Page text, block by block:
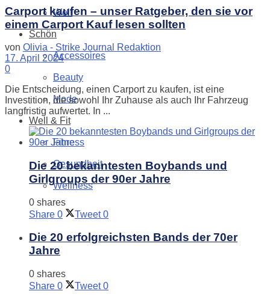
Welt
Schön
Accessoires
Beauty
Mode
Well & Fit
Fitness
Gesundheit
Wellness
Carport kaufen – unser Ratgeber, den sie vor
einem Carport Kauf lesen sollten
von Olivia - Strike Journal Redaktion
17. April 2024
0
Die Entscheidung, einen Carport zu kaufen, ist eine
Investition, die sowohl Ihr Zuhause als auch Ihr Fahrzeug
langfristig aufwertet. In ...
Die 20 bekanntesten Boybands und
Girlgroups der 90er Jahre
0 shares
Share 0 Tweet 0
Die 20 erfolgreichsten Bands der 70er
Jahre
0 shares
Share 0 Tweet 0